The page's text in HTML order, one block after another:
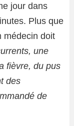
jour dans
Plus que
médecin doit
une
fièvre, du pus
des
de